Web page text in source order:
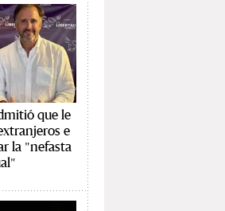
que le
e
la "nefasta